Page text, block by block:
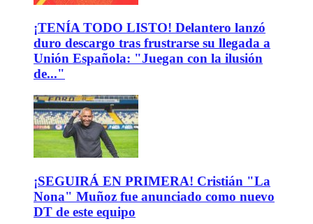
¡TENÍA TODO LISTO! Delantero lanzó
duro descargo tras frustrarse su llegada a
Unión Española: "Juegan con la ilusión
de..."
¡SEGUIRÁ EN PRIMERA! Cristián "La
Nona" Muñoz fue anunciado como nuevo
DT de este equipo